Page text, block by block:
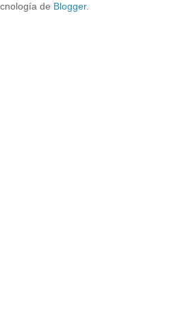
de Blogger.